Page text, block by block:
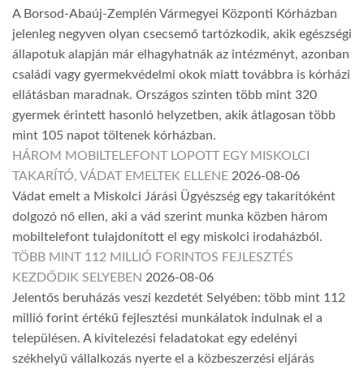
A Borsod-Abaúj-Zemplén Vármegyei Központi Kórházban
jelenleg negyven olyan csecsemő tartózkodik, akik egészségi
állapotuk alapján már elhagyhatnák az intézményt, azonban
családi vagy gyermekvédelmi okok miatt továbbra is kórházi
ellátásban maradnak. Országos szinten több mint 320
gyermek érintett hasonló helyzetben, akik átlagosan több
mint 105 napot töltenek kórházban.
HÁROM MOBILTELEFONT LOPOTT EGY MISKOLCI
TAKARÍTÓ, VÁDAT EMELTEK ELLENE 2026-08-06
Vádat emelt a Miskolci Járási Ügyészség egy takarítóként
dolgozó nő ellen, aki a vád szerint munka közben három
mobiltelefont tulajdonított el egy miskolci irodaházból.
TÖBB MINT 112 MILLIÓ FORINTOS FEJLESZTÉS
KEZDŐDIK SELYEBEN 2026-08-06
Jelentős beruházás veszi kezdetét Selyében: több mint 112
millió forint értékű fejlesztési munkálatok indulnak el a
településen. A kivitelezési feladatokat egy edelényi
székhelyű vállalkozás nyerte el a közbeszerzési eljárás